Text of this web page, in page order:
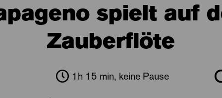
spielt auf
Zauberflöte
1h 15 min, keine Pause